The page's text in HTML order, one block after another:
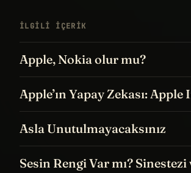
İLGILI IÇERIK
Apple, Nokia olur mu?
Apple’ın Yapay Zekası:
Asla Unutulmayacaksınız
Sesin Rengi Var mı? Sinestezi